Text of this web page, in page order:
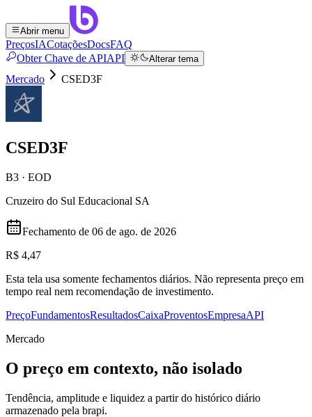
Abrir menu
PreçosIACotaçõesDocsFAQ
Obter Chave de APIAPI Alterar tema
Mercado CSED3F
CSED3F
B3 · EOD
Cruzeiro do Sul Educacional SA
Fechamento de 06 de ago. de 2026
R$ 4,47
Esta tela usa somente fechamentos diários. Não representa preço em
tempo real nem recomendação de investimento.
PreçoFundamentosResultadosCaixaProventosEmpresaAPI
Mercado
O preço em contexto, não isolado
Tendência, amplitude e liquidez a partir do histórico diário
armazenado pela brapi.